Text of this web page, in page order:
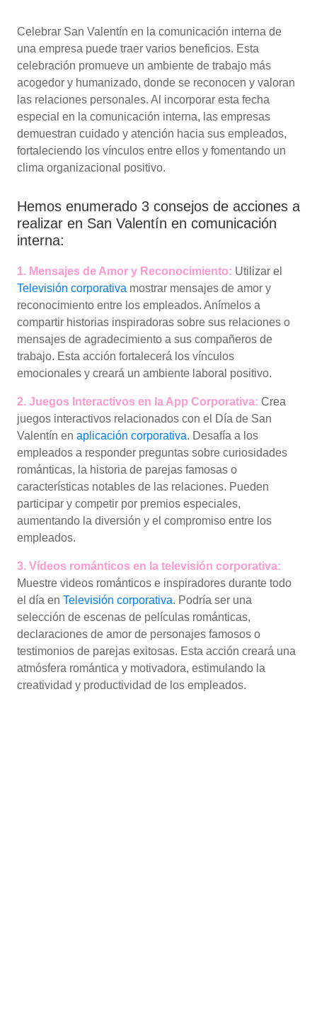
Celebrar San Valentín en la comunicación interna de
una empresa puede traer varios beneficios. Esta
celebración promueve un ambiente de trabajo más
acogedor y humanizado, donde se reconocen y valoran
las relaciones personales. Al incorporar esta fecha
especial en la comunicación interna, las empresas
demuestran cuidado y atención hacia sus empleados,
fortaleciendo los vínculos entre ellos y fomentando un
clima organizacional positivo.
Hemos enumerado 3 consejos de acciones a
realizar en San Valentín en comunicación
interna:
1. Mensajes de Amor y Reconocimiento: Utilizar el
Televisión corporativa mostrar mensajes de amor y
reconocimiento entre los empleados. Anímelos a
compartir historias inspiradoras sobre sus relaciones o
mensajes de agradecimiento a sus compañeros de
trabajo. Esta acción fortalecerá los vínculos
emocionales y creará un ambiente laboral positivo.
2. Juegos Interactivos en la App Corporativa: Crea
juegos interactivos relacionados con el Día de San
Valentín en aplicación corporativa. Desafía a los
empleados a responder preguntas sobre curiosidades
románticas, la historia de parejas famosas o
características notables de las relaciones. Pueden
participar y competir por premios especiales,
aumentando la diversión y el compromiso entre los
empleados.
3. Vídeos románticos en la televisión corporativa:
Muestre videos románticos e inspiradores durante todo
el día en Televisión corporativa. Podría ser una
selección de escenas de películas románticas,
declaraciones de amor de personajes famosos o
testimonios de parejas exitosas. Esta acción creará una
atmósfera romántica y motivadora, estimulando la
creatividad y productividad de los empleados.